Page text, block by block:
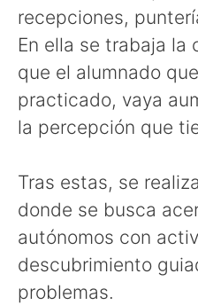
recepciones,
En ella se trabaja la
que el alumnado
practicado, vaya
la percepción que
Tras estas, se
donde se busca
autónomos con
descubrimiento
problemas.